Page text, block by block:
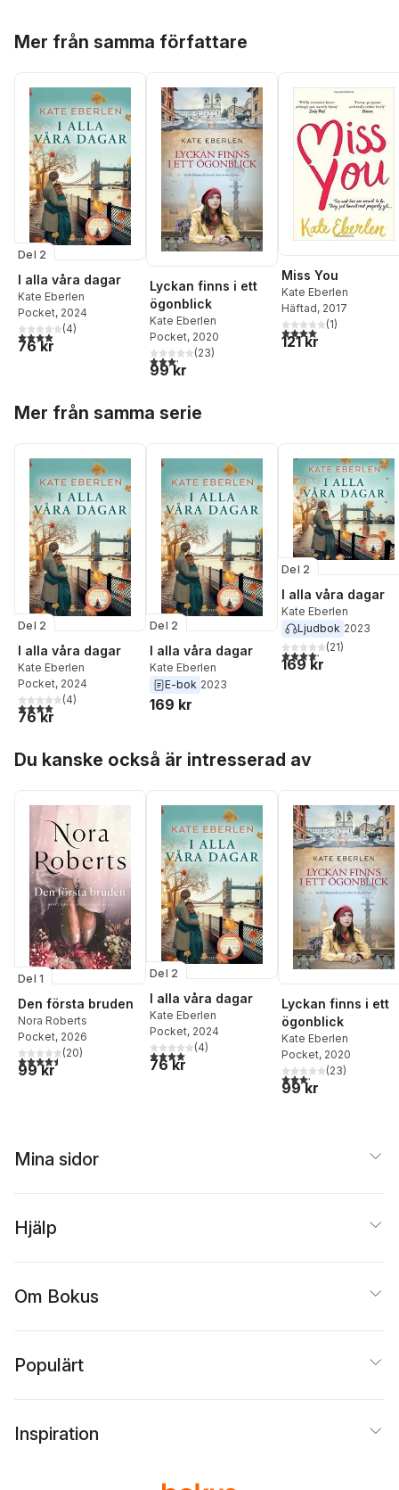
Mer från samma författare
Del 2
I alla våra dagar
Kate Eberlen
Pocket, 2024
4,0utav 5 stjärnor. Totalt antal röster:
(4)
76 kr
Lyckan finns i ett
ögonblick
Kate Eberlen
Pocket, 2020
3,2utav 5 stjärnor. Totalt antal röster:
(23)
99 kr
Miss You
Kate Eberlen
Häftad, 2017
4,0utav 5 stjärnor.
(1)
121 kr
Mer från samma serie
Del 2
I alla våra dagar
Kate Eberlen
Pocket, 2024
4,0utav 5 stjärnor. Totalt antal röster:
(4)
76 kr
Del 2
I alla våra dagar
Kate Eberlen
E-bok 2023
169 kr
Del 2
I alla våra dagar
Kate Eberlen
Ljudbok 2023
4,2utav 5 stjärnor.
(21)
169 kr
Du kanske också är intresserad av
Del 1
Den första bruden
Nora Roberts
Pocket, 2026
4,5utav 5 stjärnor. Totalt antal röster:
(20)
99 kr
Del 2
I alla våra dagar
Kate Eberlen
Pocket, 2024
4,0utav 5 stjärnor. Totalt antal röster:
(4)
76 kr
Lyckan finns i ett
ögonblick
Kate Eberlen
Pocket, 2020
3,2utav 5 stjärnor.
(23)
99 kr
Mina sidor
Hjälp
Om Bokus
Populärt
Inspiration